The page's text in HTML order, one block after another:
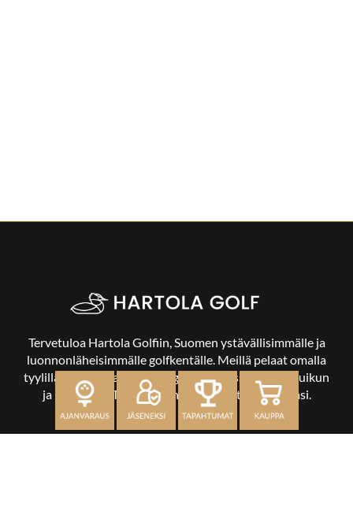
Tervetuloa Hartola Golfiin, Suomen ystävällisimmälle ja
luonnonläheisimmälle golfkentälle. Meillä pelaat omalla
tyylilläsi ja tasollasi – ja bongaat halutessasi vaikka uikun
ja kuikankin. Tärkeintä on, että nautit vierailustasi.